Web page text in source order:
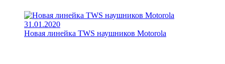
31.01.2020
Новая линейка TWS наушников Motorola